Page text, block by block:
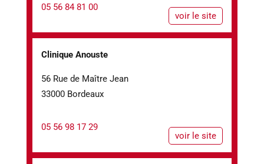
05 56 84 81 00
voir le site
Clinique Anouste
56 Rue de Maître Jean
33000 Bordeaux
05 56 98 17 29
voir le site